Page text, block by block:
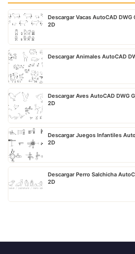
Descargar Vacas AutoCAD
2D
Descargar Animales AutoCAD
Descargar Aves AutoCAD DWG
2D
Descargar Juegos Infantiles
2D
Descargar Perro Salchicha
2D